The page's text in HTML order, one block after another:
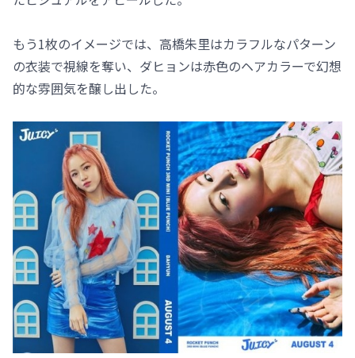
もう1枚のイメージでは、高橋朱里はカラフルなパターン
の衣装で視線を奪い、ダヒョンは赤色のヘアカラーで幻想
的な雰囲気を醸し出した。